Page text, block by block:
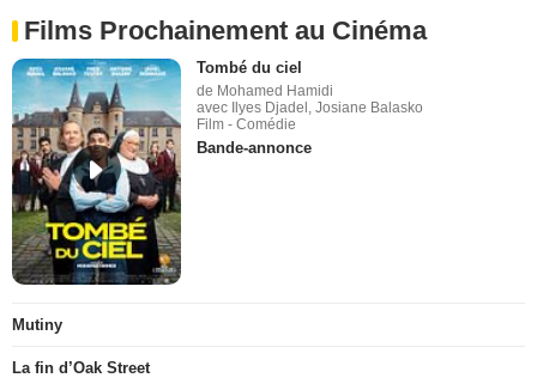
Films Prochainement au Cinéma
Tombé du ciel
de Mohamed Hamidi
avec Ilyes Djadel, Josiane Balasko
Film - Comédie
Bande-annonce
Mutiny
La fin d’Oak Street